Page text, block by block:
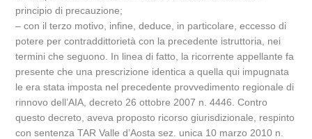
principio di precauzione;
– con il terzo motivo, infine, deduce, in particolare, eccesso di
potere per contraddittorietà con la precedente istruttoria, nei
termini che seguono. In linea di fatto, la ricorrente appellante fa
presente che una prescrizione identica a quella qui impugnata
le era stata imposta nel precedente provvedimento regionale di
rinnovo dell’AIA, decreto 26 ottobre 2007 n. 4446. Contro
questo decreto, aveva proposto ricorso giurisdizionale, respinto
con sentenza TAR Valle d’Aosta sez. unica 10 marzo 2010 n.